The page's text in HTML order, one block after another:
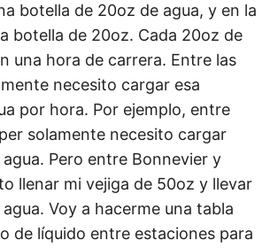
botella de 20oz de agua, y en la
botella de 20oz. Cada 20oz de
una hora de carrera. Entre las
necesito cargar esa
por hora. Por ejemplo, entre
solamente necesito cargar
Pero entre Bonnevier y
llenar mi vejiga de 50oz y llevar
Voy a hacerme una tabla
de líquido entre estaciones para